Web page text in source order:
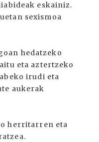
eskainiz.
sexismoa
hedatzeko
eta aztertzeko
irudi eta
aukerak
herritarren eta